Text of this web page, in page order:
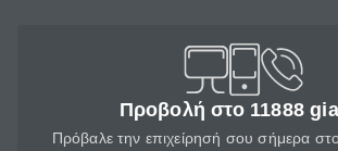
Προβολή στο 11888
Πρόβαλε την επιχείρησή σου σήμερα